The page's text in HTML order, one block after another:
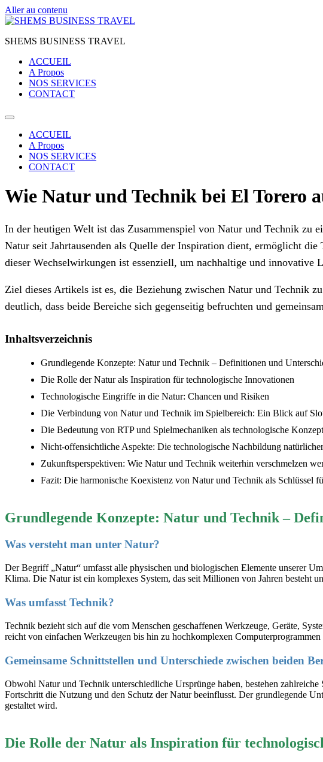
Aller au contenu
SHEMS BUSINESS TRAVEL
ACCUEIL
A Propos
NOS SERVICES
CONTACT
ACCUEIL
A Propos
NOS SERVICES
CONTACT
Wie Natur und Technik bei El Torero
In der heutigen Welt ist das Zusammenspiel von Natur und Technik zu
Natur seit Jahrtausenden als Quelle der Inspiration dient, ermöglicht
dieser Wechselwirkungen ist essenziell, um nachhaltige und
Ziel dieses Artikels ist es, die Beziehung zwischen Natur und Technik
deutlich, dass beide Bereiche sich gegenseitig befruchten und
Inhaltsverzeichnis
Grundlegende Konzepte: Natur und Technik – Definitionen und
Die Rolle der Natur als Inspiration für technologische Innovationen
Technologische Eingriffe in die Natur: Chancen und Risiken
Die Verbindung von Natur und Technik im Spielbereich: Ein Blick auf
Die Bedeutung von RTP und Spielmechaniken als technologische
Nicht-offensichtliche Aspekte: Die technologische Nachbildung
Zukunftsperspektiven: Wie Natur und Technik weiterhin verschmelzen
Fazit: Die harmonische Koexistenz von Natur und Technik als Schlüssel
Grundlegende Konzepte: Natur und Technik –
Was versteht man unter Natur?
Der Begriff „Natur“ umfasst alle physischen und biologischen Elemente unserer
Klima. Die Natur ist ein komplexes System, das seit Millionen von Jahren besteht
Was umfasst Technik?
Technik bezieht sich auf die vom Menschen geschaffenen Werkzeuge, Geräte,
reicht von einfachen Werkzeugen bis hin zu hochkomplexen
Gemeinsame Schnittstellen und Unterschiede zwischen beiden
Obwohl Natur und Technik unterschiedliche Ursprünge haben, bestehen
Fortschritt die Nutzung und den Schutz der Natur beeinflusst. Der grundlegende
gestaltet wird.
Die Rolle der Natur als Inspiration für